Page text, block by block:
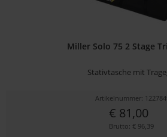
Miller Solo 75 2 Stage
Stativtasche mit
Artikelnummer:
€ 81,00
Brutto: € 96,39